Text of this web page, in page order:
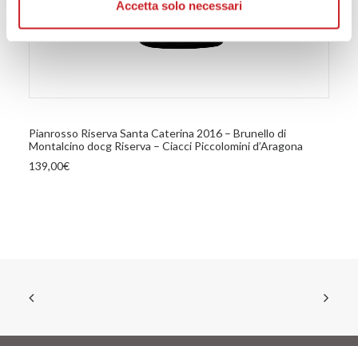
e imposta le tue preferenze nellasezione dettagli
modificare o ritirare il tuo consenso in qualsiasi momento
dalla Dichiarazione sui cookie.
annunci, per fornire funzionalità dei social media e per
informazioni sul modo in cui utilizza il nostro sito con i
Accetta solo necessari
Pianrosso Riserva Santa Caterina 2016 – Brunello di
Montalcino docg Riserva – Ciacci Piccolomini d’Aragona
139,00€